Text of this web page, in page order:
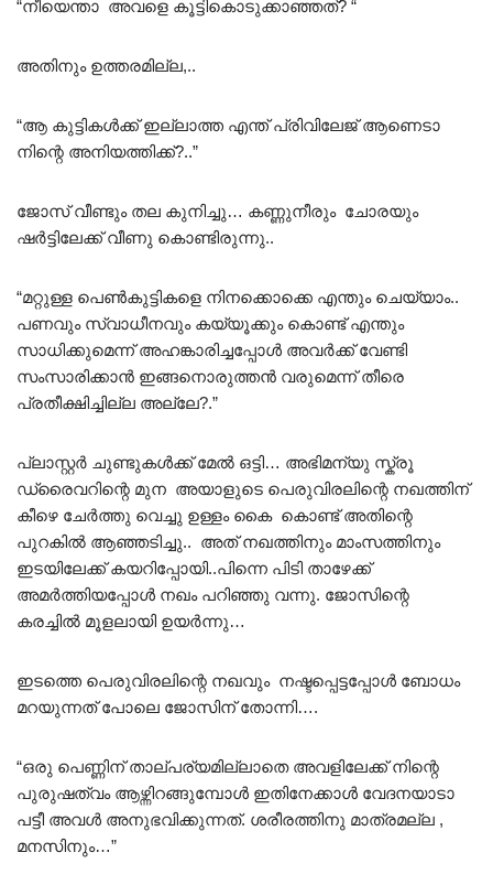
“നീയെന്താ അവളെ കൂട്ടികൊടുക്കാഞ്ഞത്? “
അതിനും ഉത്തരമില്ല,..
“ആ കുട്ടികൾക്ക് ഇല്ലാത്ത എന്ത് പ്രിവിലേജ് ആണെടാ
നിന്റെ അനിയത്തിക്ക്?..”
ജോസ് വീണ്ടും തല കുനിച്ചു… കണ്ണുനീരും ചോരയും
ഷർട്ടിലേക്ക് വീണു കൊണ്ടിരുന്നു..
“മറ്റുള്ള പെൺകുട്ടികളെ നിനക്കൊക്കെ എന്തും ചെയ്യാം..
പണവും സ്വാധീനവും കയ്യൂക്കും കൊണ്ട് എന്തും
സാധിക്കുമെന്ന് അഹങ്കാരിച്ചപ്പോൾ അവർക്ക് വേണ്ടി
സംസാരിക്കാൻ ഇങ്ങനൊരുത്തൻ വരുമെന്ന് തീരെ
പ്രതീക്ഷിച്ചില്ല അല്ലേ?.”
പ്ലാസ്റ്റർ ചുണ്ടുകൾക്ക് മേൽ ഒട്ടി… അഭിമന്യു സ്ക്രൂ
ഡ്രൈവറിന്റെ മുന അയാളുടെ പെരുവിരലിന്റെ നഖത്തിന്
കീഴെ ചേർത്തു വെച്ചു ഉള്ളം കൈ കൊണ്ട് അതിന്റെ
പുറകിൽ ആഞ്ഞടിച്ചു.. അത് നഖത്തിനും മാംസത്തിനും
ഇടയിലേക്ക് കയറിപ്പോയി..പിന്നെ പിടി താഴേക്ക്
അമർത്തിയപ്പോൾ നഖം പറിഞ്ഞു വന്നു. ജോസിന്റെ
കരച്ചിൽ മൂളലായി ഉയർന്നു…
ഇടത്തെ പെരുവിരലിന്റെ നഖവും നഷ്ടപ്പെട്ടപ്പോൾ ബോധം
മറയുന്നത് പോലെ ജോസിന് തോന്നി….
“ഒരു പെണ്ണിന് താല്പര്യമില്ലാതെ അവളിലേക്ക് നിന്റെ
പുരുഷത്വം ആഴ്ന്നിറങ്ങുമ്പോൾ ഇതിനേക്കാൾ വേദനയാടാ
പട്ടീ അവൾ അനുഭവിക്കുന്നത്. ശരീരത്തിനു മാത്രമല്ല ,
മനസിനും…”